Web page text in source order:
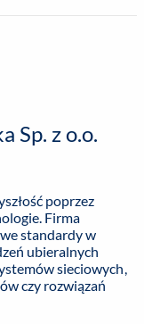
Sp. z o.o.
poprzez
Firma
standardy w
ubieralnych
sieciowych,
czy rozwiązań